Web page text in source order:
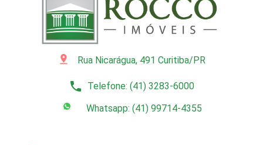
pin_drop Rua Nicarágua, 491 Curitiba/PR
phone Telefone: (41) 3283-6000
Whatsapp: (41) 99714-4355